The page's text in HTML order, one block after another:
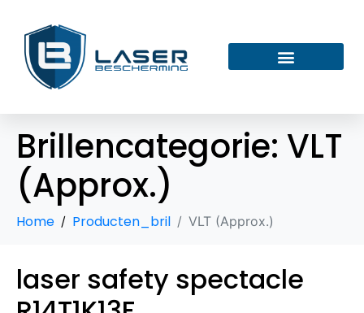
Brillencategorie: VLT
(Approx.)
Home Producten_bril VLT (Approx.)
laser safety spectacle